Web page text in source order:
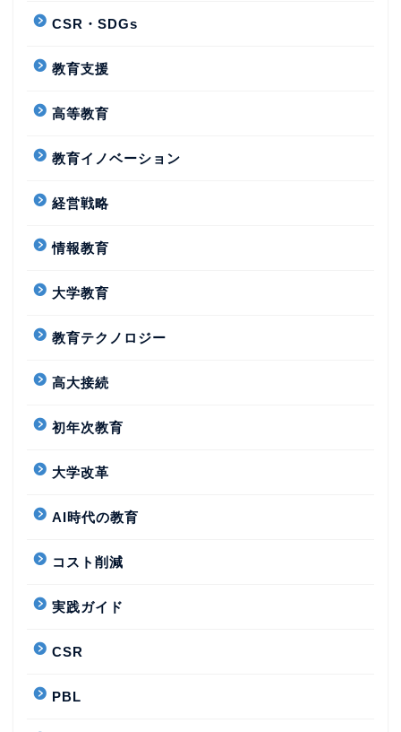
CSR・SDGs
教育支援
高等教育
教育イノベーション
経営戦略
情報教育
大学教育
教育テクノロジー
高大接続
初年次教育
大学改革
AI時代の教育
コスト削減
実践ガイド
CSR
PBL